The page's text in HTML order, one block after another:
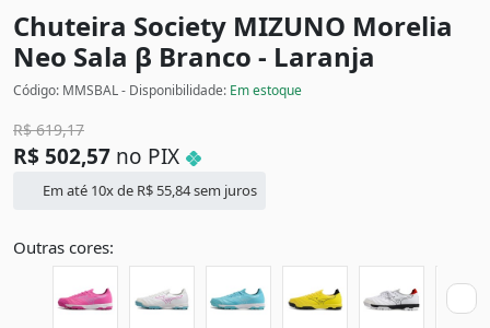
Chuteira Society MIZUNO Morelia
Neo Sala β Branco - Laranja
Código: MMSBAL - Disponibilidade: Em estoque
R$619,17
R$ 502,57 no PIX
Em até 10x de R$ 55,84sem juros
Outras cores: